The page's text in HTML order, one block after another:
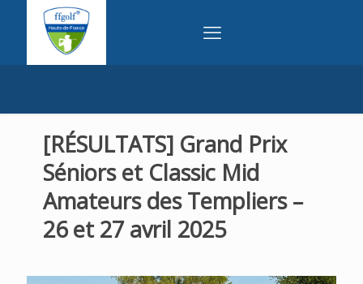
[RÉSULTATS] Grand Prix
Séniors et Classic Mid
Amateurs des Templiers –
26 et 27 avril 2025